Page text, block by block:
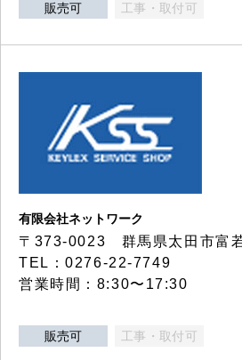
販売可 工事・取付可
有限会社ネットワーク
〒373-0023 群馬県太田市富
TEL：0276-22-7749
営業時間：8:30〜17:30
販売可 工事・取付可